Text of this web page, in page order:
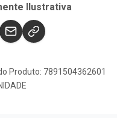
Ilustrativa
Produto: 7891504362601